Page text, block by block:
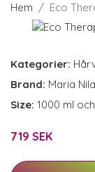
Hem Eco
Kategorier:
Brand: Maria Nila
Size: 1000 ml
719 SEK